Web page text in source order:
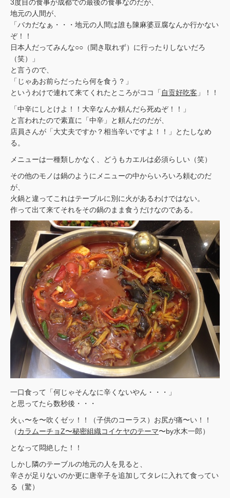
3度目の食事が成都での最後の食事なのだが、
地元の人間が、
「バカだなぁ・・・地元の人間は誰も陳麻婆豆腐なんか行かない
ぞ！！
日本人だってみんな○○（聞き取れず）に行ったりしないだろ
（笑）」
と言うので、
「じゃあお前らだったら何を食う？」
というわけで連れて来てくれたところがココ「 自贡好吃客 」！！
「中辛にしとけよ！！大辛なんか頼んだら死ぬぞ！！」
と言われたので素直に「中辛」と頼んだのだが、
店員さんが「大丈夫ですか？相当辛いですよ！！」とたしなめ
る。
メニューは一種類しかなく、どうもカエルは必須らしい（笑）
その他のモノは鍋のようにメニューの中からいろいろ頼むのだ
が、
火鍋と違ってこれはテーブルに別に火があるわけではない。
作って出て来てそれをその鍋のまま食うだけなのである。
一口食って「何じゃそんなに辛くないやん・・・」
と思ってたら数秒後・・・
火ぃ〜を〜吹くゼッ！！（子供のコーラス）お尻が痛〜い！！
（カラムーチョZ〜秘密組織コイケヤのテーマ〜by水木一郎）
となって悶絶した！！
しかし隣のテーブルの地元の人を見ると、
辛さが足りないのか更に唐辛子を追加してタレに入れて食ってい
る（驚）